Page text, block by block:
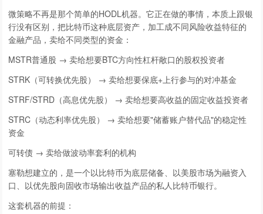
微策略不再是那个简单的HODL机器。它正在做的事情，本质上跟银
行没有区别，把比特币这种底层资产，加工成不同风险收益特征的
金融产品，卖给不同类型的资金：
MSTR普通股 → 卖给想要BTC方向性杠杆敞口的股权投资者
STRK（可转换优先股） → 卖给想要保底+上行参与的对冲基金
STRF/STRD（高息优先股） → 卖给想要高收益的固定收益投资者
STRC（动态利率优先股） → 卖给想要"储蓄账户替代品"的稳定性
资金
可转债 → 卖给做波动率套利的机构
塞勒想建立的，是一个以比特币为底层储备、以美股市场为融资入
口、以优先股向固收市场输出收益产品的私人比特币银行。
这套机器的前提：